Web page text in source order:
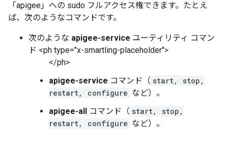
「apigee」への sudo フルアクセス権できます。たとえ
ば、次のようなコマンドです。
次のような apigee-service ユーティリティ コマン
ド <ph type="x-smartling-placeholder">
</ph>
apigee-service コマンド（ start, stop,
restart, configure など）。
apigee-all コマンド（ start, stop,
restart, configure など）。